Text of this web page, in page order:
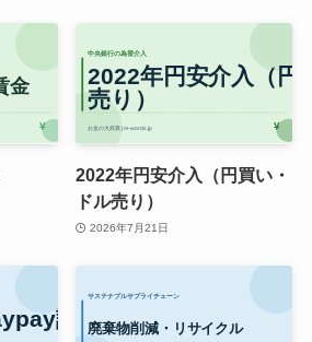
2022年円安介入（円買い・
ドル売り）
2026年7月21日